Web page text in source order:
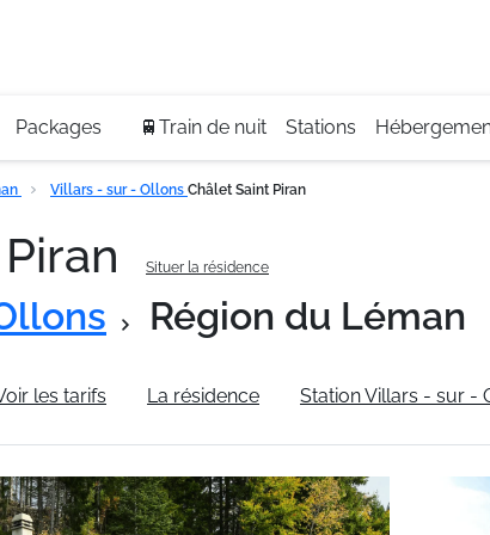
Packages 🚆Train de nuit Stations
Villars - sur - Ollons Châlet Saint Piran
Situer la résidence
Région du Léman
les tarifs La résidence Station Villars - sur -